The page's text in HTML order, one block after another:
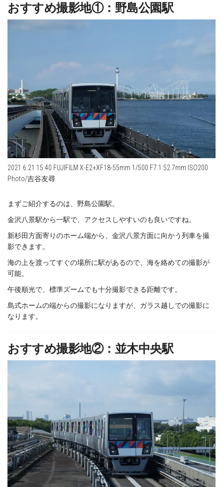
おすすめ撮影地①：野島公園駅
2021.6.21 15:40 FUJIFILM X-E2+XF18-55mm 1/500 F7.1 52.7mm ISO200
Photo/吉谷友尋
まずご紹介するのは、野島公園駅。
金沢八景駅から一駅で、アクセスしやすいのも良いですね。
新杉田方面寄りのホーム端から、金沢八景方面に向かう列車を撮
影できます。
海の上を渡ってすぐの場所に駅があるので、海を絡めての撮影が
可能。
午後順光で、標準ズームでも十分撮影できる距離です。
島式ホームの端からの撮影になりますが、ガラス越しでの撮影に
なります。
おすすめ撮影地②：並木中央駅